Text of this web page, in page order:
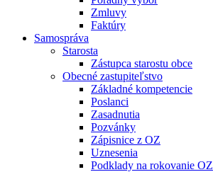
Zmluvy
Faktúry
Samospráva
Starosta
Zástupca starostu obce
Obecné zastupiteľstvo
Základné kompetencie
Poslanci
Zasadnutia
Pozvánky
Zápisnice z OZ
Uznesenia
Podklady na rokovanie OZ